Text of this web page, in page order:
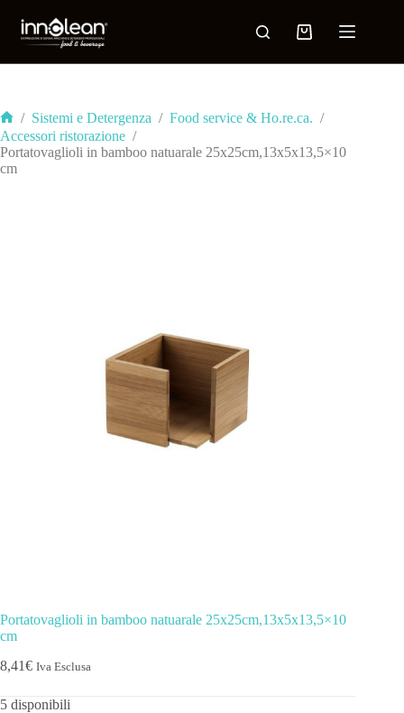
/ Sistemi e Detergenza / Food service & Ho.re.ca. /
Accessori ristorazione /
Portatovaglioli in bamboo natuarale 25x25cm,13x5x13,5×10
cm
Portatovaglioli in bamboo natuarale 25x25cm,13x5x13,5×10
cm
8,41€ Iva Esclusa
5 disponibili